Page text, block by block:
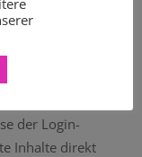
ein
Browser
Cookies
der Login-
Inhalte direkt